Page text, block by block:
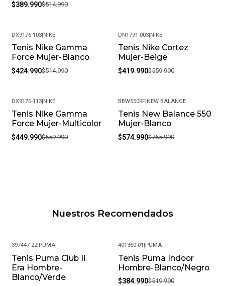
$389.990$514.990
-17%
DX9176-103|NIKE
Tenis Nike Gamma
Force Mujer-Blanco
$424.990$514.990
-25%
DN1791-003|NIKE
Tenis Nike Cortez
Mujer-Beige
$419.990$559.990
-20%
DX9176-113|NIKE
Tenis Nike Gamma
Force Mujer-Multicolor
$449.990$559.990
-25%
BBW550RF|NEW BALANCE
Tenis New Balance 550
Mujer-Blanco
$574.990$765.990
Nuestros Recomendados
-27%
397447-22|PUMA
Tenis Puma Club Ii
Era Hombre-
Blanco/Verde
-26%
401360-01 |PUMA
Tenis Puma Indoor
Hombre-Blanco/Negro
$384.990$519.990